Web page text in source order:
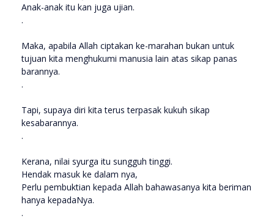
Anak-anak itu kan juga ujian.
.
Maka, apabila Allah ciptakan ke-marahan bukan untuk
tujuan kita menghukumi manusia lain atas sikap panas
barannya.
.
Tapi, supaya diri kita terus terpasak kukuh sikap
kesabarannya.
.
Kerana, nilai syurga itu sungguh tinggi.
Hendak masuk ke dalam nya,
Perlu pembuktian kepada Allah bahawasanya kita beriman
hanya kepadaNya.
.